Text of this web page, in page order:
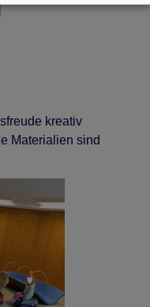
kreativ
Materialien sind